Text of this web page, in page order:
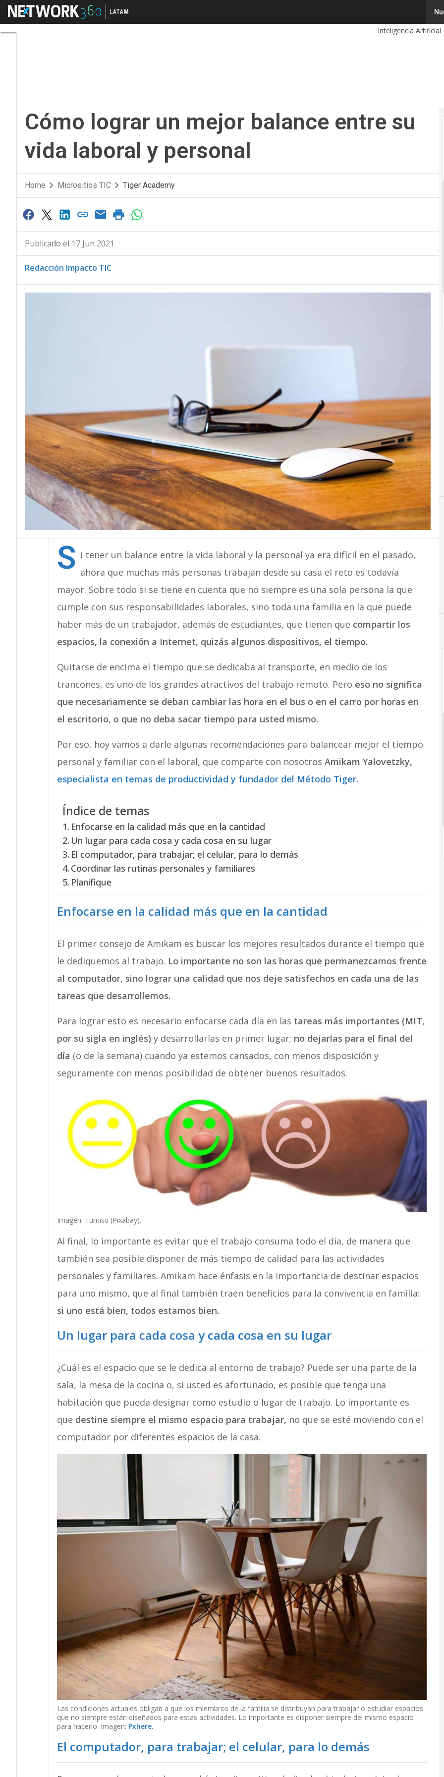
Menú
Inteligencia Artificial
Cómo lograr un mejor balance entre su
vida laboral y personal
Home Micrositios TIC Tiger Academy
Publicado el 17 Jun 2021
Redacción Impacto TIC
S i tener un balance entre la vida laboral y la personal ya era difícil en el pasado,
ahora que muchas más personas trabajan desde su casa el reto es todavía
mayor. Sobre todo si se tiene en cuenta que no siempre es una sola persona la que
cumple con sus responsabilidades laborales, sino toda una familia en la que puede
haber más de un trabajador, además de estudiantes, que tienen que compartir los
espacios, la conexión a Internet, quizás algunos dispositivos, el tiempo.
Quitarse de encima el tiempo que se dedicaba al transporte, en medio de los
trancones, es uno de los grandes atractivos del trabajo remoto. Pero eso no significa
que necesariamente se deban cambiar las hora en el bus o en el carro por horas en
el escritorio, o que no deba sacar tiempo para usted mismo.
Por eso, hoy vamos a darle algunas recomendaciones para balancear mejor el tiempo
personal y familiar con el laboral, que comparte con nosotros Amikam Yalovetzky,
especialista en temas de productividad y fundador del Método Tiger.
Índice de temas
Enfocarse en la calidad más que en la cantidad
Un lugar para cada cosa y cada cosa en su lugar
El computador, para trabajar; el celular, para lo demás
Coordinar las rutinas personales y familiares
Planifique
Enfocarse en la calidad más que en la cantidad
El primer consejo de Amikam es buscar los mejores resultados durante el tiempo que
le dediquemos al trabajo. Lo importante no son las horas que permanezcamos frente
al computador, sino lograr una calidad que nos deje satisfechos en cada una de las
tareas que desarrollemos.
Para lograr esto es necesario enfocarse cada día en las tareas más importantes (MIT,
por su sigla en inglés) y desarrollarlas en primer lugar; no dejarlas para el final del
día (o de la semana) cuando ya estemos cansados, con menos disposición y
seguramente con menos posibilidad de obtener buenos resultados.
Imagen: Tumisu (Pixabay).
Al final, lo importante es evitar que el trabajo consuma todo el día, de manera que
también sea posible disponer de más tiempo de calidad para las actividades
personales y familiares. Amikam hace énfasis en la importancia de destinar espacios
para uno mismo, que al final también traen beneficios para la convivencia en familia:
si uno está bien, todos estamos bien.
Un lugar para cada cosa y cada cosa en su lugar
¿Cuál es el espacio que se le dedica al entorno de trabajo? Puede ser una parte de la
sala, la mesa de la cocina o, si usted es afortunado, es posible que tenga una
habitación que pueda designar como estudio o lugar de trabajo. Lo importante es
que destine siempre el mismo espacio para trabajar, no que se esté moviendo con el
computador por diferentes espacios de la casa.
Las condiciones actuales obligan a que los miembros de la familia se distribuyan para trabajar o estudiar espacios
que no siempre están diseñados para estas actividades. Lo importante es disponer siempre del mismo espacio
para hacerlo. Imagen: Pxhere.
El computador, para trabajar; el celular, para lo demás
A
Amikam Yalovetzky